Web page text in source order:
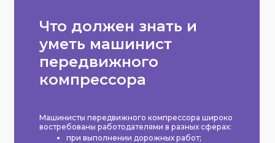
Что должен знать и
уметь машинист
передвижного
компрессора
Машинисты передвижного компрессора широко
востребованы работодателями в разных сферах:
при выполнении дорожных работ;